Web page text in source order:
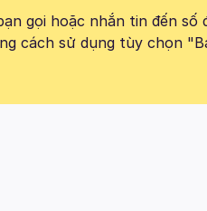
gọi hoặc nhắn tin đến số
cách sử dụng tùy chọn